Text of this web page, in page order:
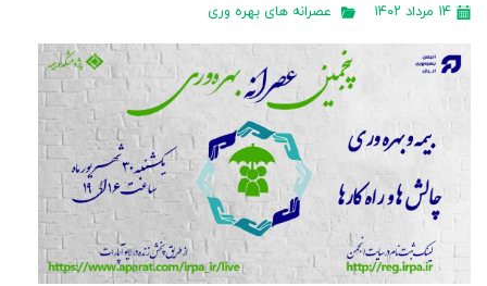
۱۴ مرداد ۱۴۰۲ عصرانه های بهره وری